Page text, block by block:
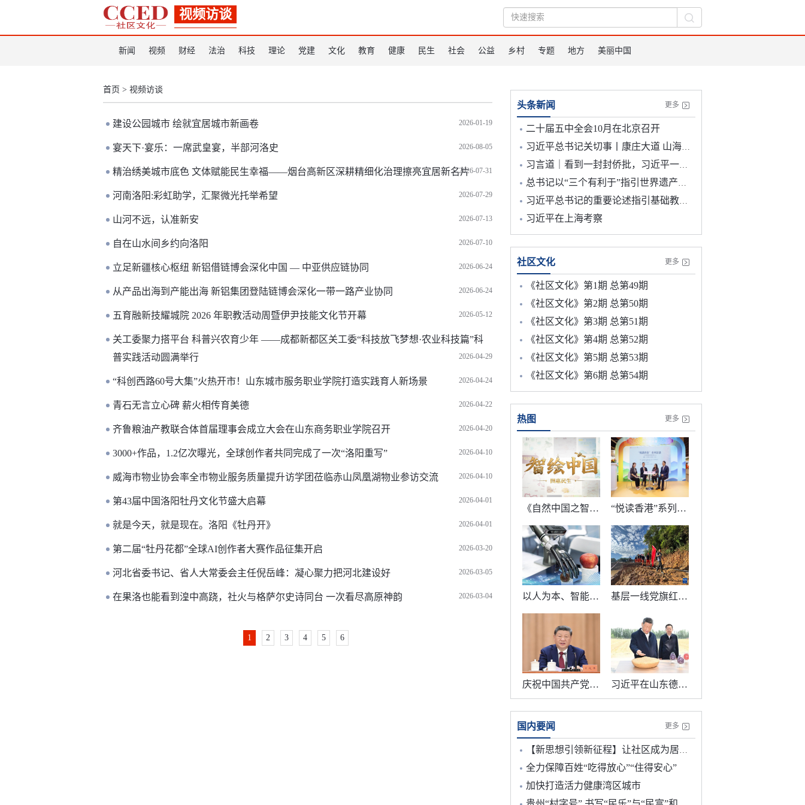
视频访谈
新闻 视频 财经 法治 科技 理论 党建 文化 教育 健康 民生 社会 公益 乡村 专题 地方 美丽中国
首页 > 视频访谈
建设公园城市 绘就宜居城市新画卷 2026-01-19
宴天下·宴乐：一席武皇宴，半部河洛史 2026-08-05
精治绣美城市底色 文体赋能民生幸福——烟台高新区深耕精细化治理擦亮宜居新名片2026-07-31
河南洛阳:彩虹助学，汇聚微光托举希望 2026-07-29
山河不远，认准新安 2026-07-13
自在山水间乡约向洛阳 2026-07-10
立足新疆核心枢纽 新铝借链博会深化中国 — 中亚供应链协同 2026-06-24
从产品出海到产能出海 新铝集团登陆链博会深化一带一路产业协同 2026-06-24
五育融新技耀城院 2026 年职教活动周暨伊尹技能文化节开幕 2026-05-12
关工委聚力搭平台 科普兴农育少年 ——成都新都区关工委“科技放飞梦想·农业科技篇”科
普实践活动圆满举行
2026-04-29
“科创西路60号大集”火热开市！山东城市服务职业学院打造实践育人新场景 2026-04-24
青石无言立心碑 薪火相传育美德 2026-04-22
齐鲁粮油产教联合体首届理事会成立大会在山东商务职业学院召开 2026-04-20
3000+作品，1.2亿次曝光，全球创作者共同完成了一次“洛阳重写” 2026-04-10
威海市物业协会率全市物业服务质量提升访学团莅临赤山凤凰湖物业参访交流 2026-04-10
第43届中国洛阳牡丹文化节盛大启幕 2026-04-01
就是今天，就是现在。洛阳《牡丹开》 2026-04-01
第二届“牡丹花都”全球AI创作者大赛作品征集开启 2026-03-20
河北省委书记、省人大常委会主任倪岳峰：凝心聚力把河北建设好 2026-03-05
​在果洛也能看到湟中高跷，社火与格萨尔史诗同台 一次看尽高原神韵 2026-03-04
1 2 3 4 5 6
头条新闻 更多
二十届五中全会10月在北京召开
习近平总书记关切事丨康庄大道 山海偕行
习言道｜看到一封封侨批，习近平一席话意味深长
总书记以“三个有利于”指引世界遗产申报保护
习近平总书记的重要论述指引基础教育改革发展开创新局面
习近平在上海考察
社区文化 更多
《社区文化》第1期 总第49期
《社区文化》第2期 总第50期
《社区文化》第3期 总第51期
《社区文化》第4期 总第52期
《社区文化》第5期 总第53期
《社区文化》第6期 总第54期
热图 更多
《自然中国之智绘中国》 第2集 图惠民生 “悦读香港”系列访谈亮相第36届香港书展
以人为本、智能向善 总书记引领推动这项“年轻的事业” 基层一线党旗红丨挺膺冲锋 同心战风雨
庆祝中国共产党成立105周年大会在京隆重举行 习近平在山东德州考察
国内要闻 更多
【新思想引领新征程】让社区成为居民最放心最安心的港湾
全力保障百姓“吃得放心”“住得安心”
加快打造活力健康湾区城市